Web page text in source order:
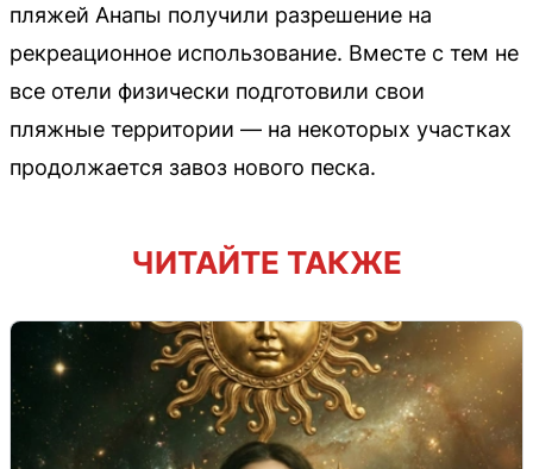
пляжей Анапы получили разрешение на
рекреационное использование. Вместе с тем не
все отели физически подготовили свои
пляжные территории — на некоторых участках
продолжается завоз нового песка.
ЧИТАЙТЕ ТАКЖЕ